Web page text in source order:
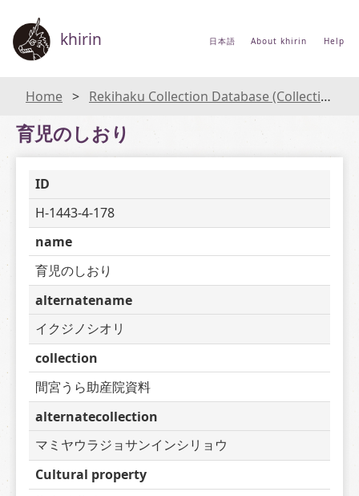
khirin 日本語 About khirin Help
Home Rekihaku Collection Database (Collections Database of the National Museum of Japanese History)
育児のしおり
ID
H-1443-4-178
name
育児のしおり
alternatename
イクジノシオリ
collection
間宮うら助産院資料
alternatecollection
マミヤウラジョサンインシリョウ
Cultural property